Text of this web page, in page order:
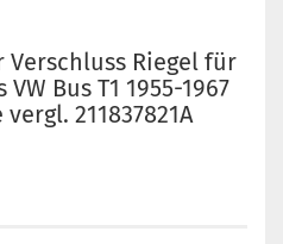
Riegel für
Bus T1 1955-1967
211837821A